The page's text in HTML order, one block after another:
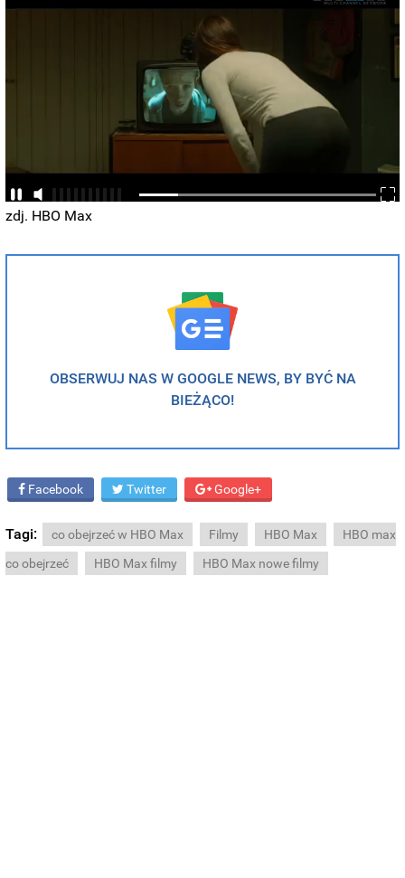
zdj. HBO Max
OBSERWUJ NAS W GOOGLE NEWS, BY BYĆ NA
BIEŻĄCO!
Facebook Twitter Google+
Tagi: co obejrzeć w HBO Max Filmy HBO Max
HBO max
co obejrzeć
HBO Max filmy HBO Max nowe filmy
Marlo Thomas Is 86 Now - Here's What She Looks Like
Remember Honey Boo Boo? Better To Sit Down Before You